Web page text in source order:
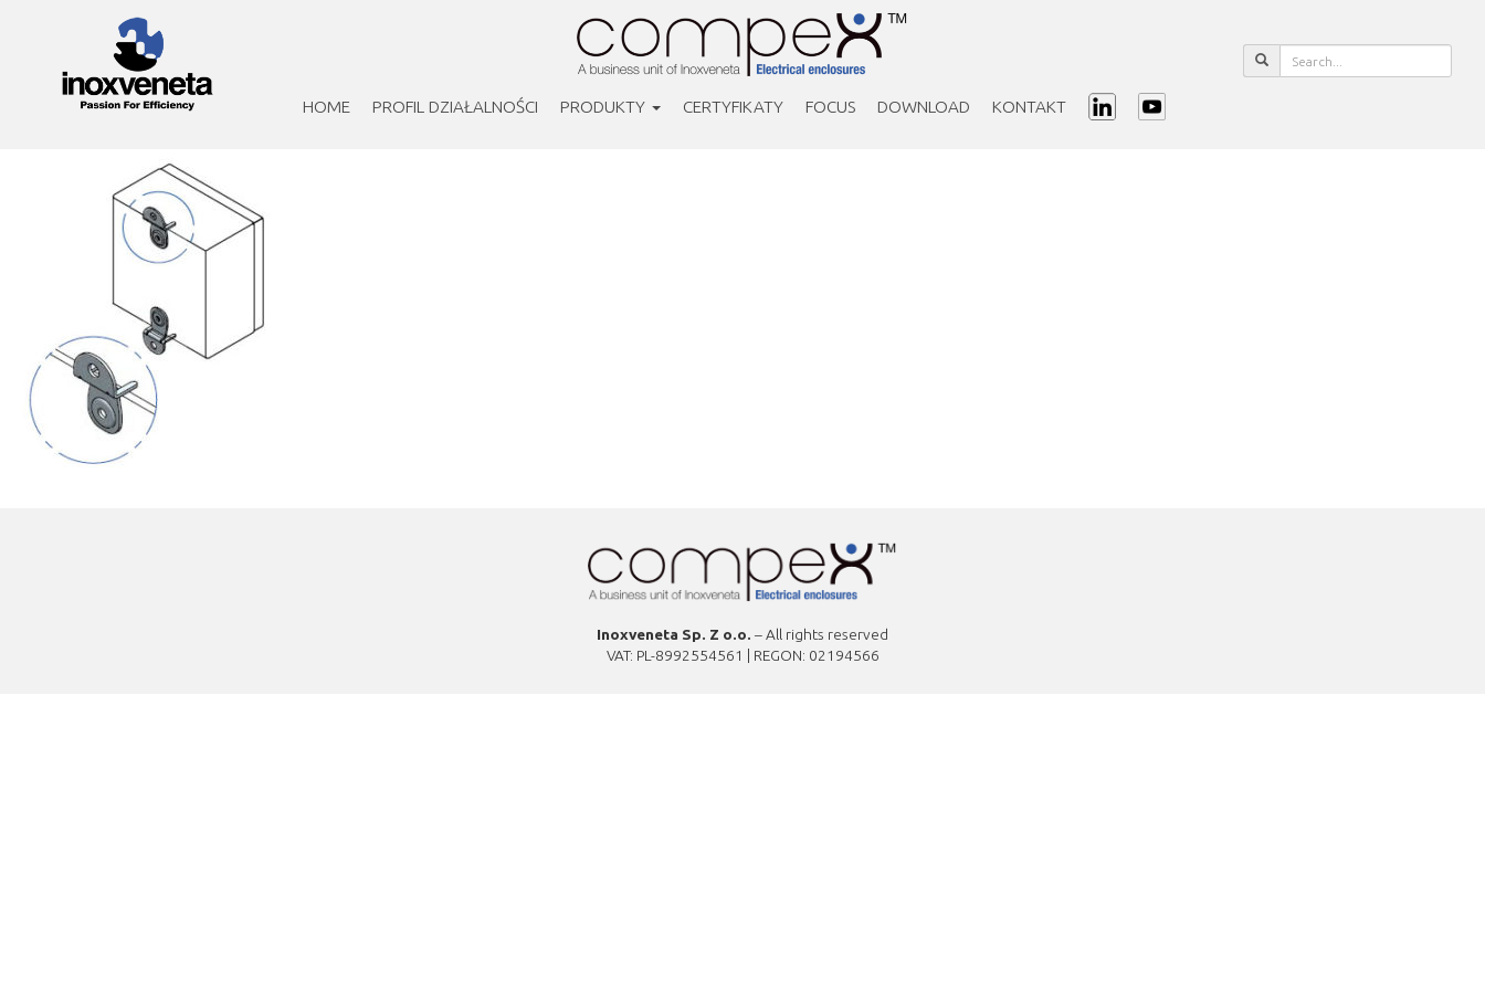
HOME PROFIL DZIAŁALNOŚCI PRODUKTY CERTYFIKATY FOCUS DOWNLOAD KONTAKT
Inoxveneta Sp. Z o.o. – All rights reserved
VAT: PL-8992554561 | REGON: 02194566